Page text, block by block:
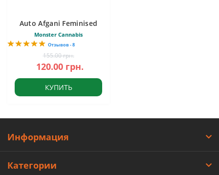
Auto Afgani Feminised
Monster Cannabis
Отзывов - 8
155.00 грн.
120.00 грн.
КУПИТЬ
Информация
Категории